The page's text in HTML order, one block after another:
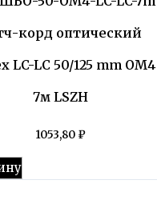
корд оптический
LC-LC 50/125 mm OM4
7м LSZH
1053,80 ₽